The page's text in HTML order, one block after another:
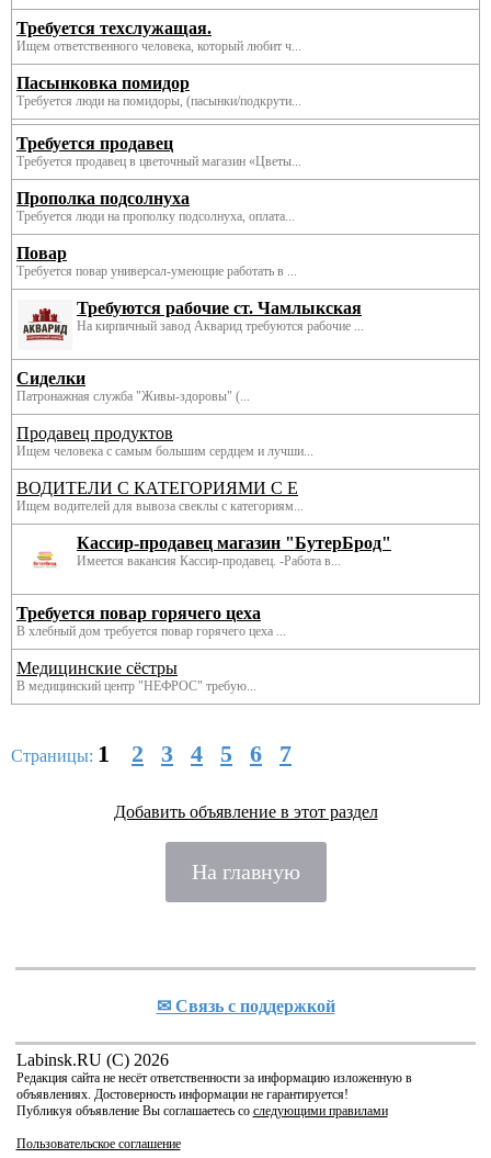
Требуется техслужащая.
Ищем ответственного человека, который любит ч...
Пасынковка помидор
Требуется люди на помидоры, (пасынки/подкрути...
Требуется продавец
Требуется продавец в цветочный магазин «Цветы...
Прополка подсолнуха
Требуется люди на прополку подсолнуха, оплата...
Повар
Требуется повар универсал-умеющие работать в ...
Требуются рабочие ст. Чамлыкская
На кирпичный завод Акварид требуются рабочие ...
Сиделки
Патронажная служба "Живы-здоровы" (...
Продавец продуктов
Ищем человека с самым большим сердцем и лучши...
ВОДИТЕЛИ С КАТЕГОРИЯМИ С Е
Ищем водителей для вывоза свеклы с категориям...
Кассир-продавец магазин "БутерБрод"
Имеется вакансия Кассир-продавец. -Работа в...
Требуется повар горячего цеха
В хлебный дом требуется повар горячего цеха ...
Медицинские сёстры
В медицинский центр "НЕФРОС" требую...
Страницы: 1 2 3 4 5 6 7
Добавить объявление в этот раздел
На главную
✉ Cвязь с поддержкой
Labinsk.RU (C) 2026
Редакция сайта не несёт ответственности за информацию изложенную в
объявлениях. Достоверность информации не гарантируется!
Публикуя объявление Вы соглашаетесь со следующими правилами
Пользовательское соглашение